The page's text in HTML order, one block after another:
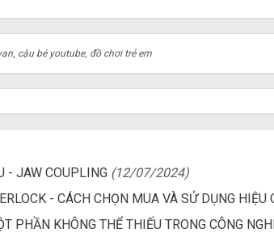
cậu bé youtube, đồ chơi trẻ em
- JAW COUPLING (12/07/2024)
- CÁCH CHỌN MUA VÀ SỬ DỤNG HIỆU
PHẦN KHÔNG THỂ THIẾU TRONG CÔNG